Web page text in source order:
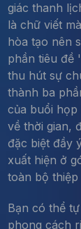
giác thanh
là chữ viết
hòa tạo nên
phần tiêu đề
thu hút sự
thành ba
của buổi
về thời gian,
đặc biệt đầy
xuất hiện ở
toàn bộ
Bạn có thể
phong cách